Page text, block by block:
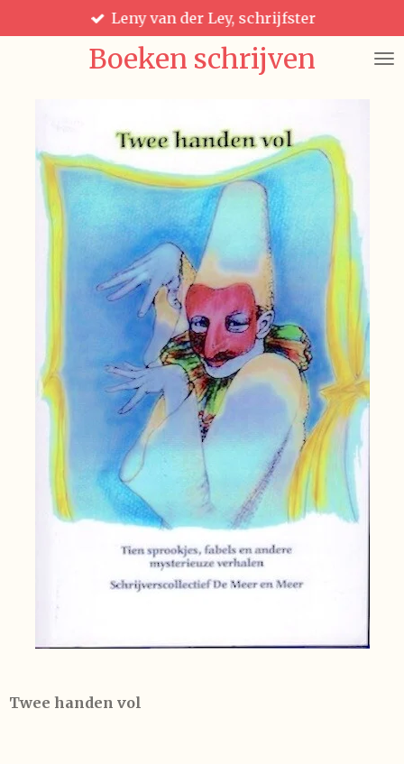
direct
Boeken schrijven
Leny van der Ley, schrijfster
Twee handen vol